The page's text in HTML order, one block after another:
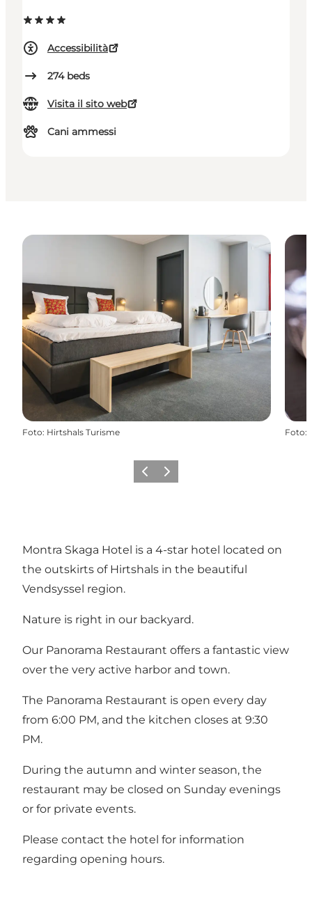
Accessibilità
274 beds
Visita il sito web
Cani ammessi
Foto: Hirtshals Turisme Foto:
Precedente
Avanti
Montra Skaga Hotel is a 4-star hotel located on
the outskirts of Hirtshals in the beautiful
Vendsyssel region.
Nature is right in our backyard.
Our Panorama Restaurant offers a fantastic view
over the very active harbor and town.
The Panorama Restaurant is open every day
from 6:00 PM, and the kitchen closes at 9:30
PM.
During the autumn and winter season, the
restaurant may be closed on Sunday evenings
or for private events.
Please contact the hotel for information
regarding opening hours.